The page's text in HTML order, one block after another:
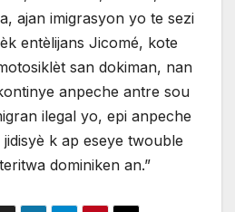
ajan imigrasyon yo te sezi
entèlijans Jicomé, kote
san dokiman, nan
anpeche antre sou
ilegal yo, epi anpeche
k ap eseye twouble
dominiken an.”